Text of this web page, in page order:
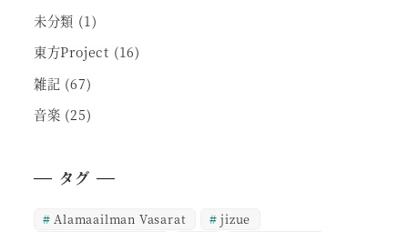
未分類 (1)
東方Project (16)
雑記 (67)
音楽 (25)
タグ
Alamaailman Vasarat
jizue